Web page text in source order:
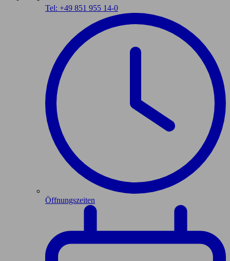
Tel: +49 851 955 14-0
Öffnungszeiten